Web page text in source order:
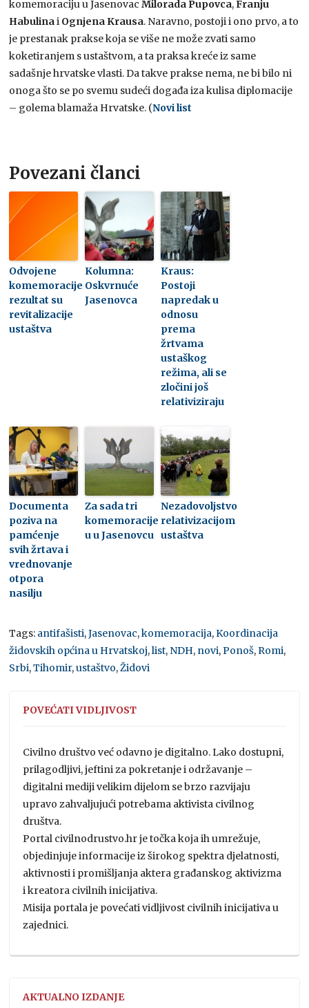
komemoraciju u JasenovacMilorada Pupovca,Franju
Habulinai Ognjena Krausa. Naravno, postoji i ono prvo, a to
je prestanak prakse koja se više ne može zvati samo
koketiranjem s ustaštvom, a ta praksa kreće iz same
sadašnje hrvatske vlasti. Da takve prakse nema, ne bi bilo ni
onoga što se po svemu sudeći događa iza kulisa diplomacije
– golema blamaža Hrvatske. (Novi list
Povezani članci
Odvojene
komemoracije
rezultat su
revitalizacije
ustaštva
Kolumna:
Oskvrnuće
Jasenovca
Kraus:
Postoji
napredak u
odnosu
prema
žrtvama
ustaškog
režima, ali se
zločini još
relativiziraju
Documenta
poziva na
pamćenje
svih žrtava i
vrednovanje
otpora
nasilju
Za sada tri
komemoracije
u u Jasenovcu
Nezadovoljstvo
relativizacijom
ustaštva
Tags: antifašisti,Jasenovac,komemoracija,Koordinacija
židovskih općina u Hrvatskoj,list, NDH, novi,Ponoš,Romi,
Srbi,Tihomir,ustaštvo,Židovi
POVEĆATI VIDLJIVOST
Civilno društvo već odavno je digitalno. Lako dostupni,
prilagodljivi, jeftini za pokretanje i održavanje –
digitalni mediji velikim dijelom se brzo razvijaju
upravo zahvaljujući potrebama aktivista civilnog
društva.
Portal civilnodrustvo.hr je točka koja ih umrežuje,
objedinjuje informacije iz širokog spektra djelatnosti,
aktivnosti i promišljanja aktera građanskog aktivizma
i kreatora civilnih inicijativa.
Misija portala je povećati vidljivost civilnih inicijativa u
zajednici.
AKTUALNO IZDANJE